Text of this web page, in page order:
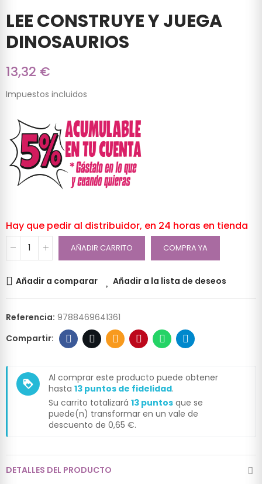
LEE CONSTRUYE Y JUEGA
DINOSAURIOS
13,32 €
Impuestos incluidos
Hay que pedir al distribuidor, en 24 horas en tienda
AÑADIR CARRITO COMPRA YA
Añadir a comparar Añadir a la lista de deseos
Referencia: 9788469641361
loyalty
Al comprar este producto puede obtener
hasta 13 puntos de fidelidad.
Su carrito totalizará 13 puntos que se
puede(n) transformar en un vale de
descuento de 0,65 €.
DETALLES DEL PRODUCTO